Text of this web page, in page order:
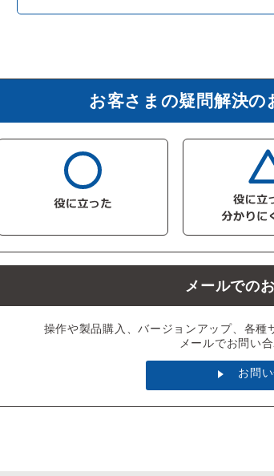
お客さまの疑問解決の
メールでの
操作や製品購入、バージョンアップ、各種
メールでお問い
お問